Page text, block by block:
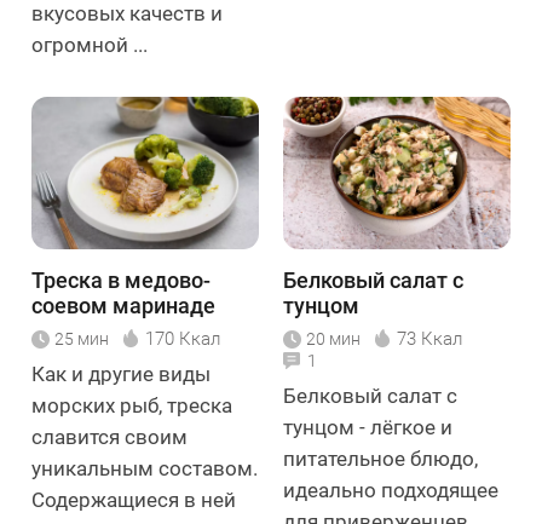
вкусовых качеств и
огромной ...
Треска в медово-
соевом маринаде
25 мин 170 Ккал
Как и другие виды
морских рыб, треска
славится своим
уникальным составом.
Содержащиеся в ней
Белковый салат с
тунцом
20 мин 73 Ккал
1
Белковый салат с
тунцом - лёгкое и
питательное блюдо,
идеально подходящее